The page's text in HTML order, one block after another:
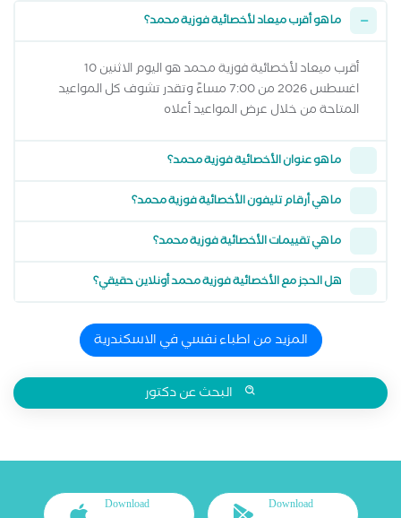
ما هو أقرب ميعاد لأخصائية فوزية محمد؟
أقرب ميعاد لأخصائية فوزية محمد هو اليوم الاثنين 10
اغسطس 2026 من 7:00 مساءً وتقدر تشوف كل المواعيد
المتاحة من خلال عرض المواعيد أعلاه
ما هو عنوان الأخصائية فوزية محمد؟
ما هي أرقام تليفون الأخصائية فوزية محمد؟
ما هي تقييمات الأخصائية فوزية محمد؟
هل الحجز مع الأخصائية فوزية محمد أونلاين حقيقي؟
المزيد من اطباء نفسي في الاسكندرية
البحث عن دكتور
Download
Download